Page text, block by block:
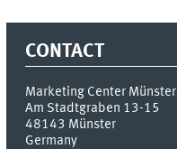
CONTACT
Marketing Center Münster
Am Stadtgraben 13-15
48143 Münster
Germany